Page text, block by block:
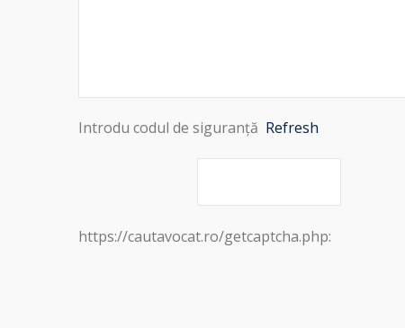
Introdu codul de siguranță Refresh
https://cautavocat.ro/getcaptcha.php: